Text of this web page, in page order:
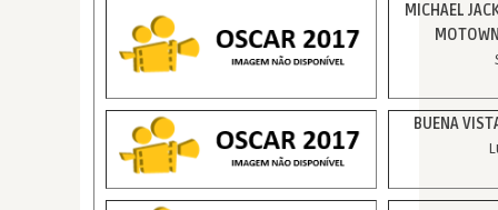
MICHAEL
BUENA